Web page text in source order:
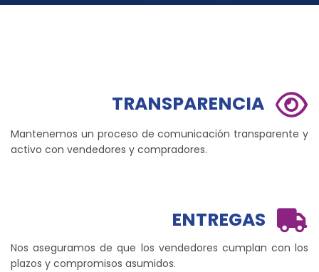
TRANSPARENCIA
Mantenemos un proceso de comunicación transparente y
activo con vendedores y compradores.
ENTREGAS
Nos aseguramos de que los vendedores cumplan con los
plazos y compromisos asumidos.